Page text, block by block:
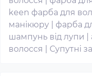
keen фарба для
манікюру
фарба
шампунь від лупи
волосся
Супутні